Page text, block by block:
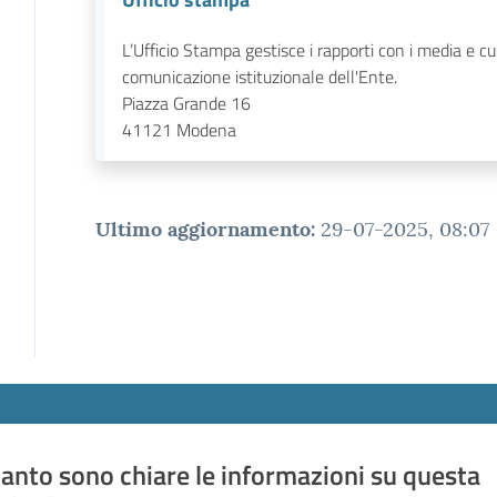
L’Ufficio Stampa gestisce i rapporti con i media e
comunicazione istituzionale dell'Ente.
Piazza Grande 16
41121 Modena
Ultimo aggiornamento: 29-07-2025, 08:07
sono chiare le informazioni su questa